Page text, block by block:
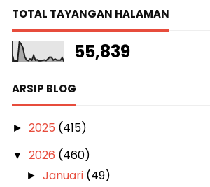
TOTAL TAYANGAN HALAMAN
55,839
ARSIP BLOG
►2025 (415)
▼2026 (460)
► Januari (49)